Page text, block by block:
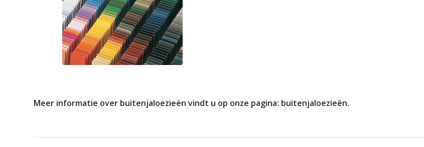
Meer informatie over buitenjaloezieën vindt u op onze pagina: buitenjaloezieën.